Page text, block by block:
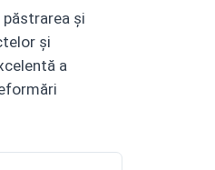
şi
şi
a